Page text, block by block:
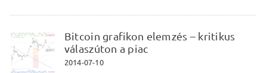
Bitcoin grafikon elemzés – kritikus
válaszúton a piac
2014-07-10